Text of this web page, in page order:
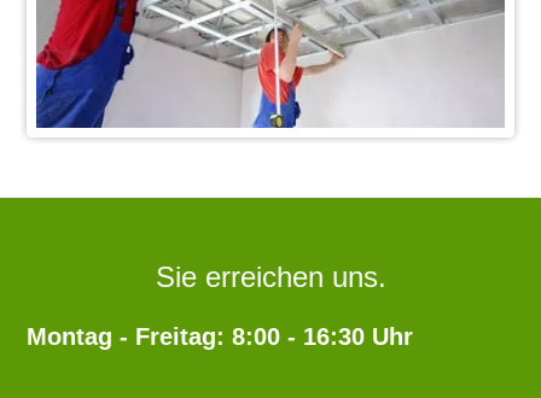
Sie erreichen uns.
Montag - Freitag: 8:00 - 16:30 Uhr